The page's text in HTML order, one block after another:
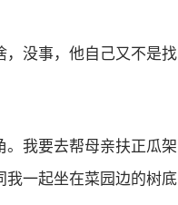
，没事，他自己又不是找
。我要去帮母亲扶正瓜架
我一起坐在菜园边的树底